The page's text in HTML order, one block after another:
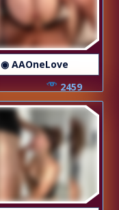
◉ AAOneLove
2459